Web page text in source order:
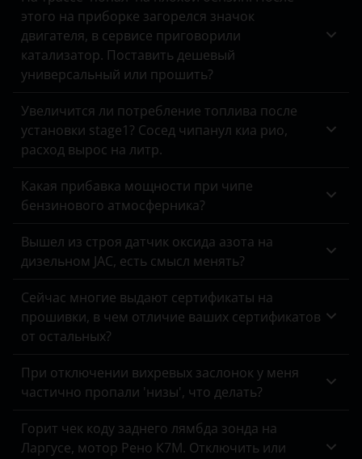
Tank
Toyota
Volkswagen
Volvo
Vortex
ZX
ВАЗ (LADA)
ГАЗ
ЗАЗ
УАЗ
Chery
Chevrolet
Citroen
Daewoo
Daihatsu
Dodge
DongFeng
EXEED
Fiat
Foton
X60
X70
этого на приборке загорелся значок
двигателя, в сервисе приговорили
катализатор. Поставить дешевый
универсальный или прошить?
Увеличится ли потребление топлива после
установки stage1? Сосед чипанул киа рио,
расход вырос на литр.
Какая прибавка мощности при чипе
бензинового атмосферника?
Вышел из строя датчик оксида азота на
дизельном JAC, есть смысл менять?
Сейчас многие выдают сертификаты на
прошивки, в чем отличие ваших сертификатов
от остальных?
При отключении вихревых заслонок у меня
частично пропали 'низы', что делать?
Горит чек коду заднего лямбда зонда на
Ларгусе, мотор Рено К7М. Отключить или